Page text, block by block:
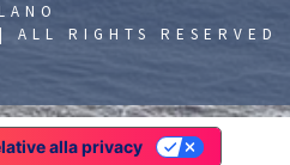
RIGHTS RESERVED
alla privacy